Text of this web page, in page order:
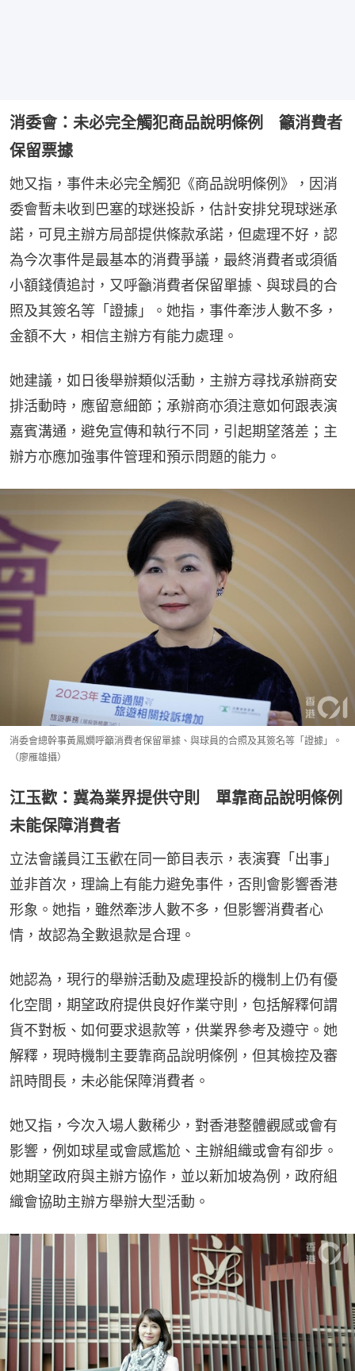
消委會：未必完全觸犯商品說明條例 籲消費者
保留票據
她又指，事件未必完全觸犯《商品說明條例》，因消
委會暫未收到巴塞的球迷投訴，估計安排兌現球迷承
諾，可見主辦方局部提供條款承諾，但處理不好，認
為今次事件是最基本的消費爭議，最終消費者或須循
小額錢債追討，又呼籲消費者保留單據、與球員的合
照及其簽名等「證據」。她指，事件牽涉人數不多，
金額不大，相信主辦方有能力處理。
她建議，如日後舉辦類似活動，主辦方尋找承辦商安
排活動時，應留意細節；承辦商亦須注意如何跟表演
嘉賓溝通，避免宣傳和執行不同，引起期望落差；主
辦方亦應加強事件管理和預示問題的能力。
消委會總幹事黃鳳嫺呼籲消費者保留單據、與球員的合照及其簽名等「證據」。
（廖雁雄攝）
江玉歡：冀為業界提供守則 單靠商品說明條例
未能保障消費者
立法會議員江玉歡在同一節目表示，表演賽「出事」
並非首次，理論上有能力避免事件，否則會影響香港
形象。她指，雖然牽涉人數不多，但影響消費者心
情，故認為全數退款是合理。
她認為，現行的舉辦活動及處理投訴的機制上仍有優
化空間，期望政府提供良好作業守則，包括解釋何謂
貨不對板、如何要求退款等，供業界參考及遵守。她
解釋，現時機制主要靠商品說明條例，但其檢控及審
訊時間長，未必能保障消費者。
她又指，今次入場人數稀少，對香港整體觀感或會有
影響，例如球星或會感尷尬、主辦組織或會有卻步。
她期望政府與主辦方協作，並以新加坡為例，政府組
織會協助主辦方舉辦大型活動。